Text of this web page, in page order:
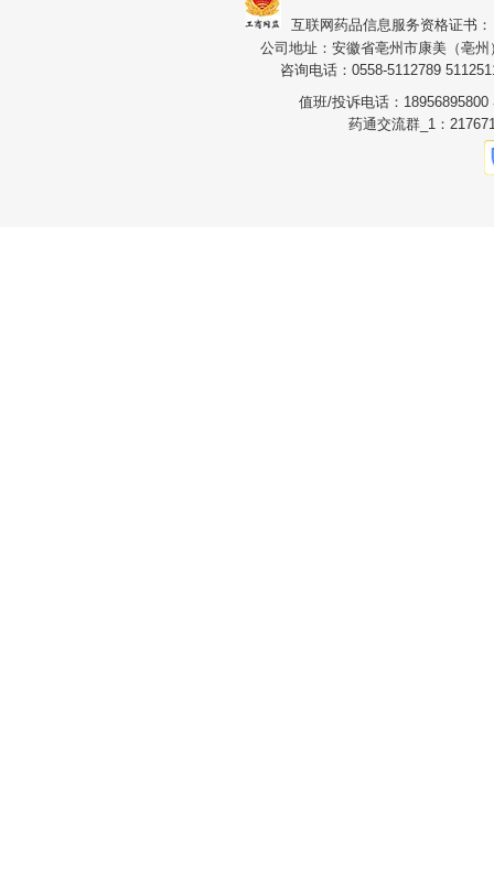
互联网药品信息服务资格证书
公司地址：安徽省亳州市康美（亳
咨询电话：0558-5112789
值班/投诉电话：18956895800
药通交流群_1：